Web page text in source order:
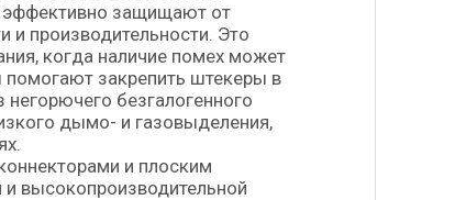
эффективно защищают от
и производительности. Это
когда наличие помех может
закрепить штекеры в
безгалогенного
дымо- и газовыделения,
и плоским
высокопроизводительной